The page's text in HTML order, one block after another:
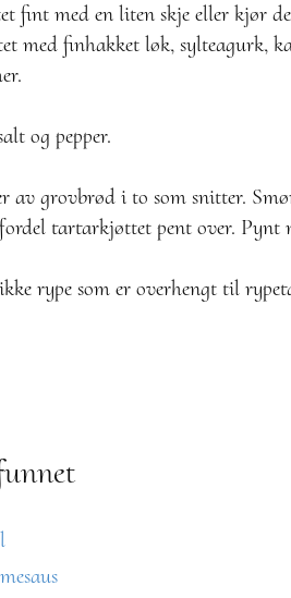
fint med en liten skje eller kjør
med finhakket løk, sylteagurk,
og pepper.
av grovbrød i to som snitter.
tartarkjøttet pent over. Pynt
rype som er overhengt til